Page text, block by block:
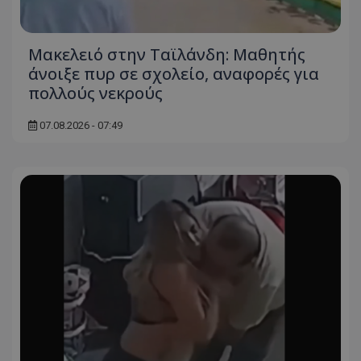
Μακελειό στην Ταϊλάνδη: Μαθητής
άνοιξε πυρ σε σχολείο, αναφορές για
πολλούς νεκρούς
07.08.2026 - 07:49
Microsoft Corporation
VISITOR_PRIVACY_METADATA
.youtube.com